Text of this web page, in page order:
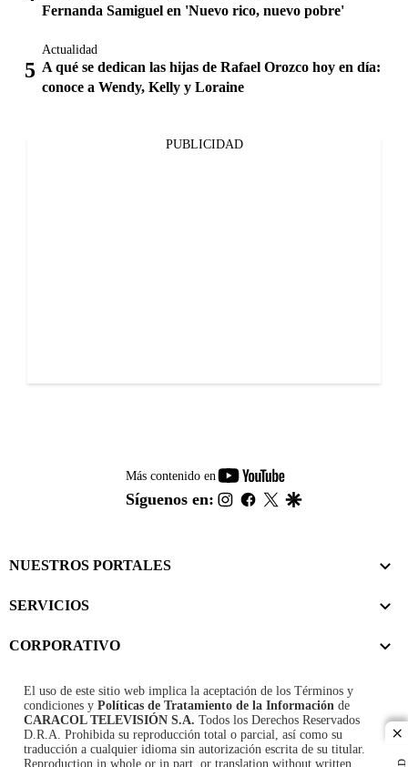
Fernanda Samiguel en 'Nuevo rico, nuevo pobre'
Actualidad
A qué se dedican las hijas de Rafael Orozco hoy en día:
conoce a Wendy, Kelly y Loraine
PUBLICIDAD
Más contenido en
youtube-
footer
Síguenos en: instagram
facebook
twitter
NUESTROS PORTALES
SERVICIOS
CORPORATIVO
El uso de este sitio web implica la aceptación de los Términos y
condiciones y Políticas de Tratamiento de la Información de
CARACOL TELEVISIÓN S.A. Todos los Derechos Reservados
D.R.A. Prohibida su reproducción total o parcial, así como su
traducción a cualquier idioma sin autorización escrita de su titular.
Reproduction in whole or in part, or translation without written